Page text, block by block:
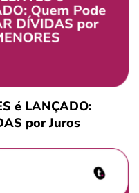
é LANÇADO:
por Juros